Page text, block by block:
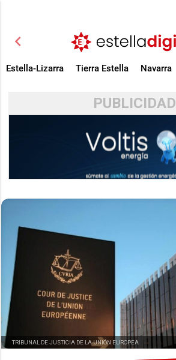
chevron_left
Estella-Lizarra Tierra Estella Navarra
PUBLICIDAD
TRIBUNAL DE JUSTICIA DE LA UNIÓN EUROPEA